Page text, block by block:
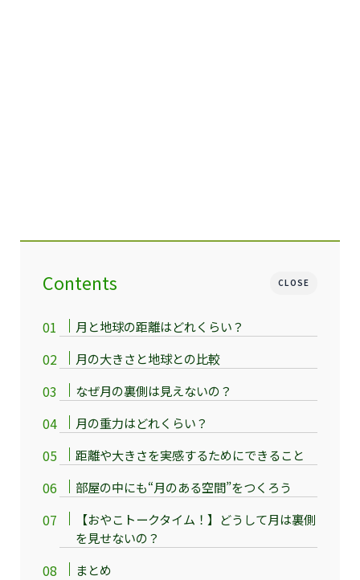
CLOSE
Contents
月と地球の距離はどれくらい？
月の大きさと地球との比較
なぜ月の裏側は見えないの？
月の重力はどれくらい？
距離や大きさを実感するためにできること
部屋の中にも“月のある空間”をつくろう
【おやこトークタイム！】どうして月は裏側
を見せないの？
まとめ